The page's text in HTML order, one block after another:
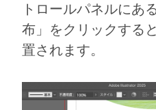
トロールパネルにあ
布」をクリックする
置されます。